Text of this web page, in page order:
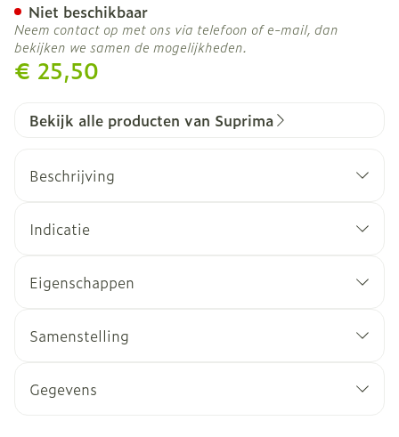
€ 25,50
Niet beschikbaar
Neem contact op met ons via telefoon of e-mail, dan
bekijken we samen de mogelijkheden.
Bekijk alle producten van Suprima
Beschrijving
Indicatie
Eigenschappen
Sluiting
Verpakking
Samenstelling
Gegevens